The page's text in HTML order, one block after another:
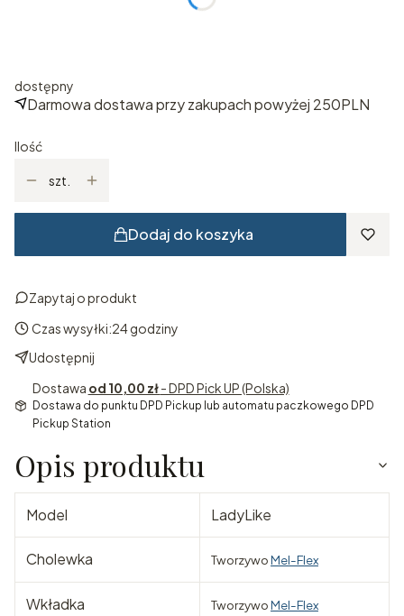
dostępny
Darmowa dostawa przy zakupach powyżej 250PLN
Ilość
szt.
Dodaj do koszyka
Zapytaj o produkt
Czas wysyłki:24 godziny
Udostępnij
Dostawa od 10,00 zł- DPD Pick UP (Polska)
Dostawa do punktu DPD Pickup lub automatu paczkowego DPD
Pickup Station
Opis produktu
Model LadyLike
Cholewka TworzywoMel-Flex
Wkładka TworzywoMel-Flex